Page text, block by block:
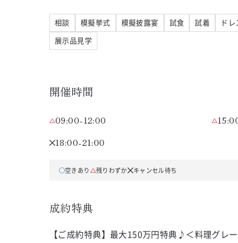
相談 模擬挙式 模擬披露宴 試食 試着 ドレ
展示品見学
開催時間
09:00-12:00
18:00-21:00
空きあり 残りわずか キャンセル待ち
成約特典
【ご成約特典】最大150万円特典♪＜料理グレ